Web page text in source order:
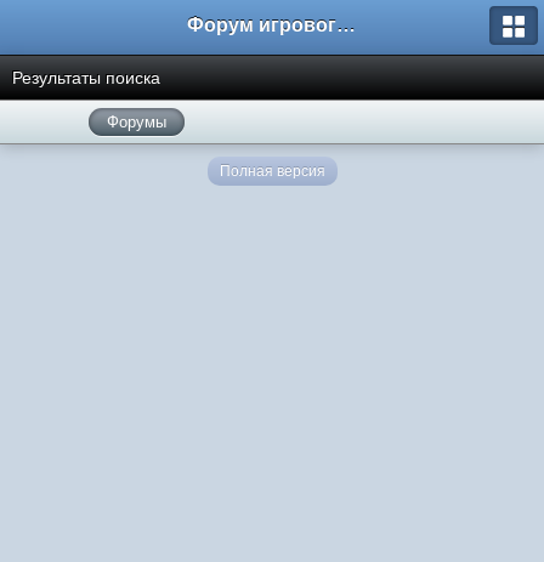
Форум игрового проекта Riverrise
Результаты поиска
Форумы
Полная версия